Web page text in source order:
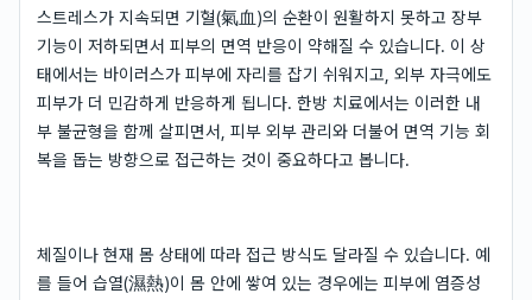
스트레스가 지속되면 기혈(氣血)의 순환이 원활하지 못하고 장부
기능이 저하되면서 피부의 면역 반응이 약해질 수 있습니다. 이 상
태에서는 바이러스가 피부에 자리를 잡기 쉬워지고, 외부 자극에도
피부가 더 민감하게 반응하게 됩니다. 한방 치료에서는 이러한 내
부 불균형을 함께 살피면서, 피부 외부 관리와 더불어 면역 기능 회
복을 돕는 방향으로 접근하는 것이 중요하다고 봅니다.
체질이나 현재 몸 상태에 따라 접근 방식도 달라질 수 있습니다. 예
를 들어 습열(濕熱)이 몸 안에 쌓여 있는 경우에는 피부에 염증성